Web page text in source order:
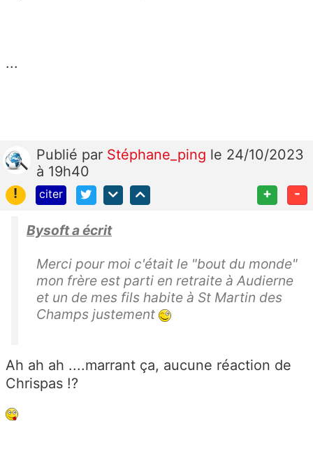
...
Publié par Stéphane_ping le 24/10/2023
à 19h40
!
citer + -
Bysoft a écrit
Merci pour moi c'était le "bout du monde"
mon frère est parti en retraite à Audierne
et un de mes fils habite à St Martin des
Champs justement
Ah ah ah ....marrant ça, aucune réaction de
Chrispas !?